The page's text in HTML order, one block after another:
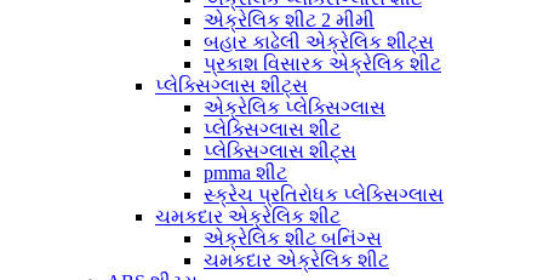
એક્રેલિક શીટ 2 મીમી
બહાર કાઢેલી એક્રેલિક શીટ્સ
પ્રકાશ વિસારક એક્રેલિક શીટ
પ્લેક્સિગ્લાસ શીટ્સ
એક્રેલિક પ્લેક્સિગ્લાસ
પ્લેક્સિગ્લાસ શીટ
પ્લેક્સિગ્લાસ શીટ્સ
pmma શીટ
સ્ક્રેચ પ્રતિરોધક પ્લેક્સિગ્લાસ
ચમકદાર એક્રેલિક શીટ
એક્રેલિક શીટ બનિંગ્સ
ચમકદાર એક્રેલિક શીટ